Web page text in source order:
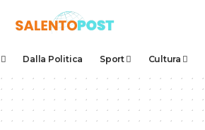
Dalla Politica Sport Cultura